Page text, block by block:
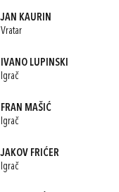
JAN KAURIN
Vratar
IVANO LUPINSKI
Igrač
FRAN MAŠIĆ
Igrač
JAKOV FRIĆER
Igrač